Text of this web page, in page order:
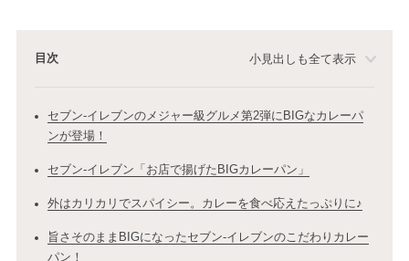
目次 小見出しも全て表示
セブン-イレブンのメジャー級グルメ第2弾にBIGなカレーパ
ンが登場！
セブン-イレブン「お店で揚げたBIGカレーパン」
外はカリカリでスパイシー。カレーを食べ応えたっぷりに♪
旨さそのままBIGになったセブン-イレブンのこだわりカレー
パン！